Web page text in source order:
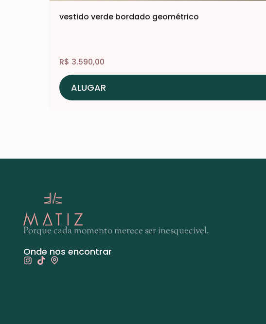
vestido verde bordado geométrico
R$ 3.590,00
ALUGAR
Porque cada momento merece ser inesquecível.
Onde nos encontrar